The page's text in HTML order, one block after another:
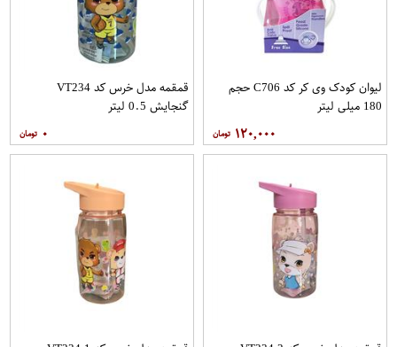
لیوان کودک وی کر کد C706 حجم
180 میلی لیتر
۱۲۰,۰۰۰
قمقمه مدل خرس کد VT234
گنجایش 0.5 لیتر
۰